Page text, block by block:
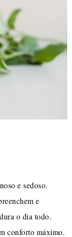
e sedoso.
e
o dia todo.
conforto máximo.